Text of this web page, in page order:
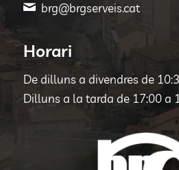
brg@brgserveis.cat
Horari
De dilluns a divendres de
Dilluns a la tarda de 17:00 a